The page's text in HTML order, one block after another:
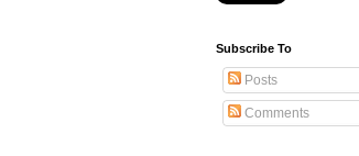
Subscribe To
Posts
Comments